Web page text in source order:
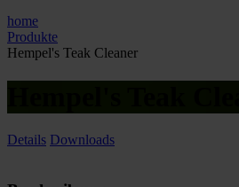
home
Produkte
Hempel's Teak Cleaner
Details Downloads